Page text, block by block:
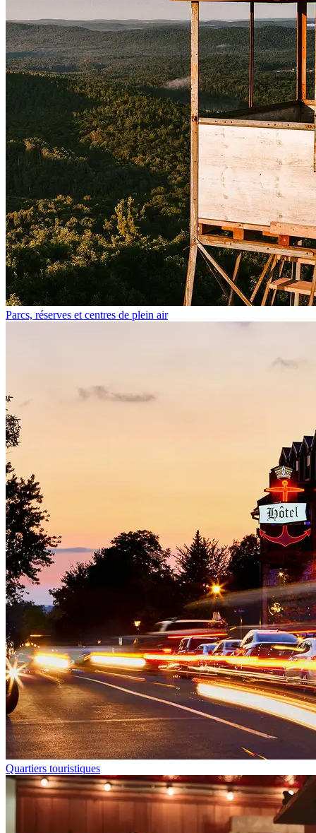
Parcs, réserves et centres de plein air
Quartiers touristiques